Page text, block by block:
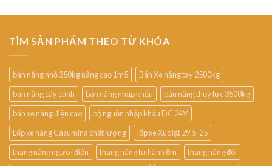
TÌM SẢN PHẨM THEO TỪ KHÓA
bàn nâng nhỏ 350kg nâng cao 1m5
Bán Xe nâng tay 2500kg
bàn nâng cây cảnh
bàn nâng nhập khẩu
bàn nâng thủy lực 3500kg
bán xe nâng điện cao
bộ nguồn nhập khẩu DC 24V
Lốp xe nâng Casumina chất lượng
lốp xe Xúc lật 29.5-25
thang nâng người điện
thang nâng tự hành 8m
thang nâng đôi